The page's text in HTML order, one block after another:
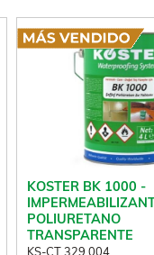
KOSTER BK 1000 -
POLIURETANO
TRANSPARENTE
KS-CT 329 004